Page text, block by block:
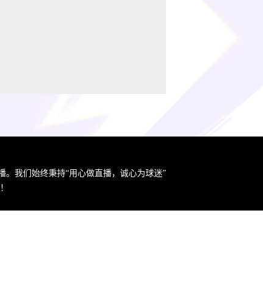
我们始终秉持“用心做直播，诚心为球迷”